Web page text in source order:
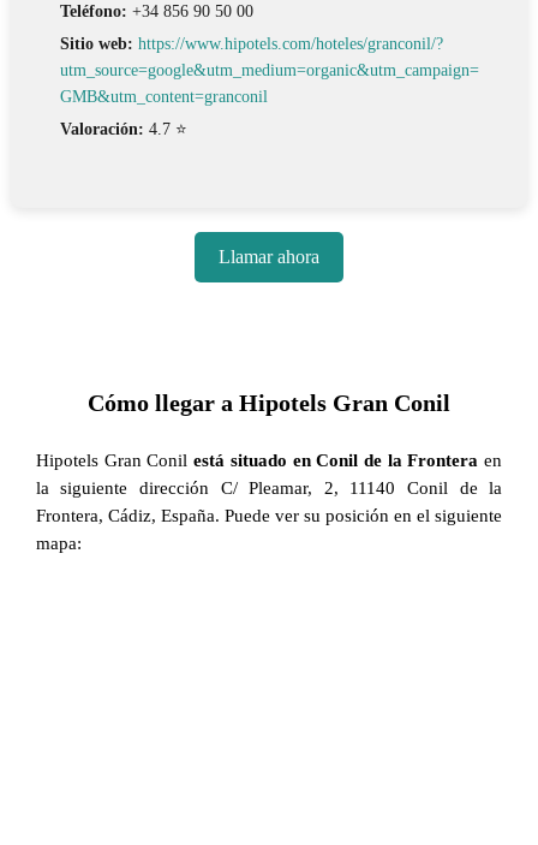
Teléfono: +34 856 90 50 00
Sitio web: https://www.hipotels.com/hoteles/granconil/?
utm_source=google&utm_medium=organic&utm_campaign=
GMB&utm_content=granconil
Valoración: 4.7 ⭐
Llamar ahora
Cómo llegar a Hipotels Gran Conil
Hipotels Gran Conilestá situado en Conil de la Frontera en
la siguiente dirección C/ Pleamar, 2, 11140 Conil de la
Frontera, Cádiz, España. Puede ver su posición en el siguiente
mapa: